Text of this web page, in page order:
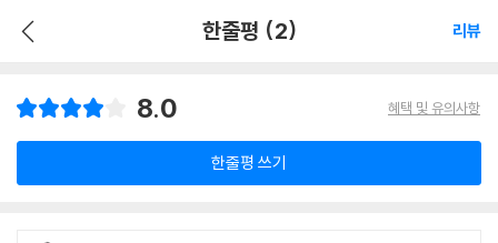
한줄평 (2) 리뷰
8.0 혜택 및 유의사항
한줄평 쓰기